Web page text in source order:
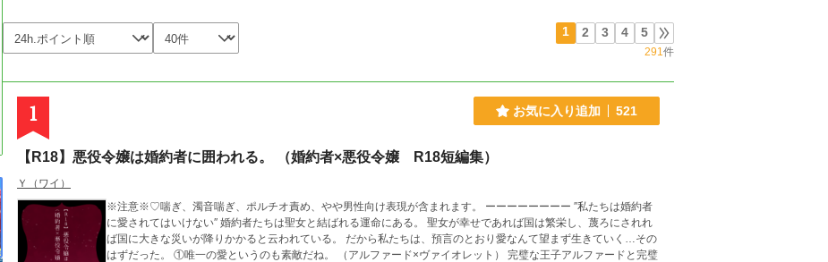
1 2 3 4 5
291件
1 お気に入り追加 521
【R18】悪役令嬢は婚約者に囲われる。 （婚約者×悪役令嬢 R18短編集）
Ｙ（ワイ）
※注意※♡喘ぎ、濁音喘ぎ、ポルチオ責め、やや男性向け表現が含まれます。 ーーーーーーーー ″私たちは婚約者
に愛されてはいけない″ 婚約者たちは聖女と結ばれる運命にある。 聖女が幸せであれば国は繁栄し、蔑ろにされれ
ば国に大きな災いが降りかかると云われている。 だから私たちは、預言のとおり愛なんて望まず生きていく…その
はずだった。 ①唯一の愛というのも素敵だね。 （アルファード×ヴァイオレット） 完璧な王子アルファードと完璧